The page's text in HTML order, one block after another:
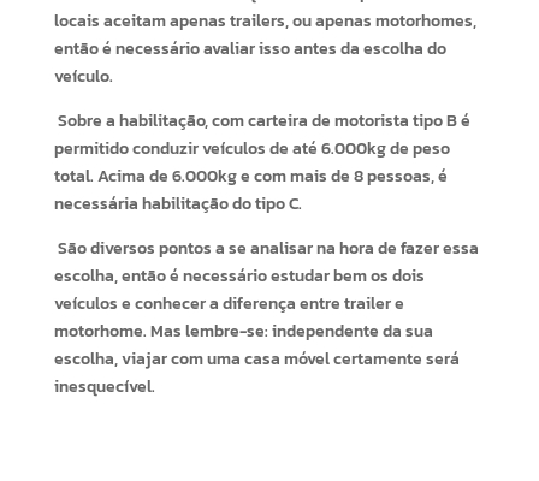
locais aceitam apenas trailers, ou apenas motorhomes,
então é necessário avaliar isso antes da escolha do
veículo.
Sobre a habilitação, com carteira de motorista tipo B é
permitido conduzir veículos de até 6.000kg de peso
total. Acima de 6.000kg e com mais de 8 pessoas, é
necessária habilitação do tipo C.
São diversos pontos a se analisar na hora de fazer essa
escolha, então é necessário estudar bem os dois
veículos e conhecer a diferença entre trailer e
motorhome. Mas lembre-se: independente da sua
escolha, viajar com uma casa móvel certamente será
inesquecível.